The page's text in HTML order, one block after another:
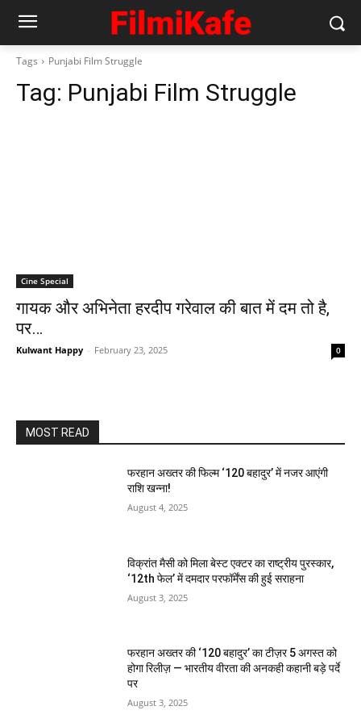
Tags Punjabi Film Struggle
Tag: Punjabi Film Struggle
Cine Special
गायक और अभिनेता हरदीप गरेवाल की बात में दम तो है,
पर…
Kulwant Happy - February 23, 2025 0
MOST READ
फरहान अख्तर की फिल्म ‘120 बहादुर’ में नजर आएंगी
राशि खन्ना!
August 4, 2025
विक्रांत मैसी को मिला बेस्ट एक्टर का राष्ट्रीय पुरस्कार,
‘12th फेल’ में दमदार परफॉर्मेंस की हुई सराहना
August 3, 2025
फरहान अख्तर की ‘120 बहादुर’ का टीज़र 5 अगस्त को
होगा रिलीज़ — भारतीय वीरता की अनकही कहानी बड़े पर्दे
पर
August 3, 2025